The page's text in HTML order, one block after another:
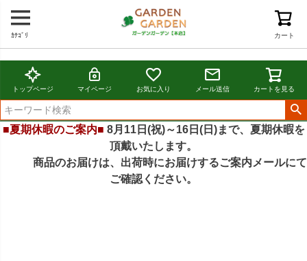
カート
ｶﾃｺﾞﾘ
トップページ マイページ お気に入り メール送信 カートを見る
■夏期休暇のご案内■ 8月11日(祝)～16日(日)まで、夏期休暇を
頂戴いたします。
商品のお届けは、出荷時にお届けするご案内メールにて
ご確認ください。